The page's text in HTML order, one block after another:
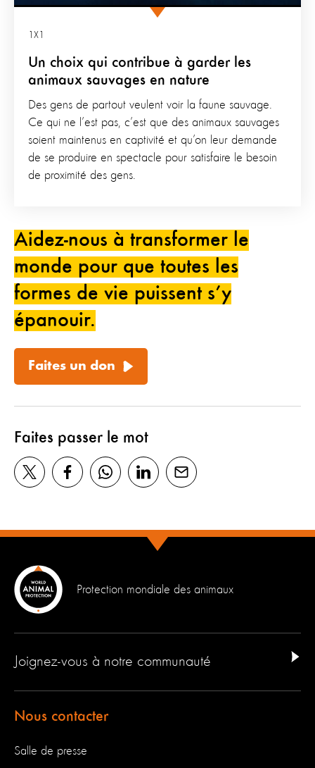
Un choix qui contribue à garder les
animaux sauvages en nature
1X1
Des gens de partout veulent voir la faune sauvage.
Ce qui ne l’est pas, c’est que des animaux sauvages
soient maintenus en captivité et qu’on leur demande
de se produire en spectacle pour satisfaire le besoin
de proximité des gens.
Aidez-nous à transformer le
monde pour que toutes les
formes de vie puissent s’y
épanouir.
Faites un don
Faites passer le mot
Protection mondiale des animaux
Joignez-vous à notre communauté
Nous contacter
Salle de presse